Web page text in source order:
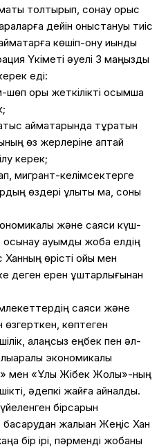
толтырып, сонау орыс
дейін қоныстануы тиіс
көшіп-қону қиындық
Үкіметі әуелі 3 маңызды
еді:
қоры жеткілікті қосымша
аймақтарында тұратын
өз жерлеріне қаптай
керек;
мигрант-келімсектерге
өздері құлықты ма, соны
және саяси күш-
ауқымды жоба елдің
өрісті ойы мен
деген ерен құштарлығынан
саяси және
көптеген
алаңсыз еңбек пен әл-
экономикалық
мен «Ұлы Жібек Жолы»-ның
әдепкі жайға айналды.
бірсарын
жалыққан Жеңіс Хан
бір ірі, пәрменді жобаны